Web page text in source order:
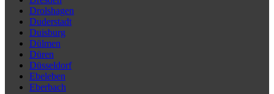
Drolshagen
Duderstadt
Duisburg
Dülmen
Düren
Düsseldorf
Ebeleben
Eberbach